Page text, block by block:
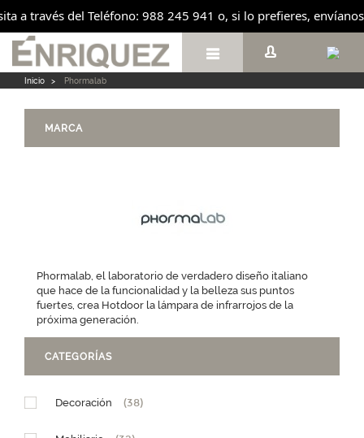
a través del Teléfono: 988 245 941 o, si lo prefieres,

Inicio > Phormalab
MARCA
Phormalab, el laboratorio de verdadero diseño italiano
que hace de la funcionalidad y la belleza sus puntos
fuertes, crea Hotdoor la lámpara de infrarrojos de la
próxima generación.
CATEGORÍAS
Decoración (38)